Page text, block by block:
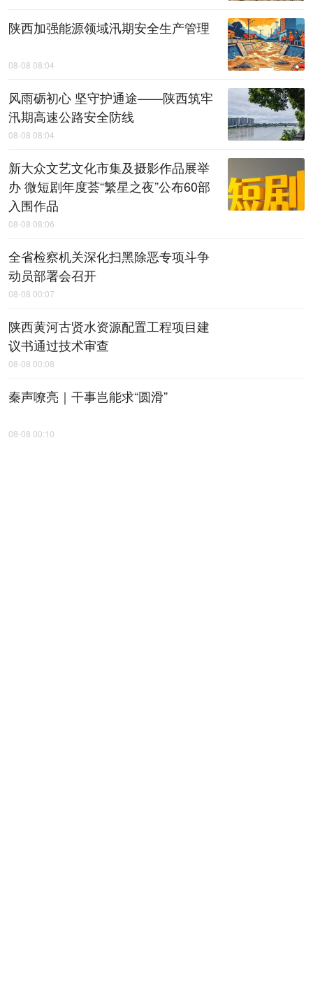
陕西加强能源领域汛期安全生产管理
08-08 08:04
风雨砺初心 坚守护通途——陕西筑牢
汛期高速公路安全防线
08-08 08:04
新大众文艺文化市集及摄影作品展举
办 微短剧年度荟“繁星之夜”公布60部
入围作品
08-08 08:06
全省检察机关深化扫黑除恶专项斗争
动员部署会召开
08-08 00:07
陕西黄河古贤水资源配置工程项目建
议书通过技术审查
08-08 00:08
秦声嘹亮｜干事岂能求“圆滑”
08-08 00:10